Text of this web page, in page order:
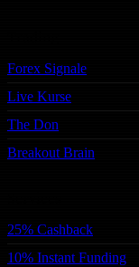
Forex Signale
Live Kurse
The Don
Breakout Brain
25% Cashback
10% Instant Funding